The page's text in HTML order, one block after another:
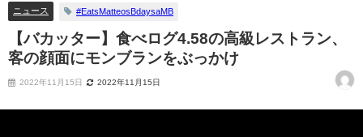
ニュース #EatsMatteosBdaysaMB
【バカッター】食べログ4.58の高級レストラン、
客の顔面にモンブランをぶっかけ
2022年11月15日 2022年11月15日